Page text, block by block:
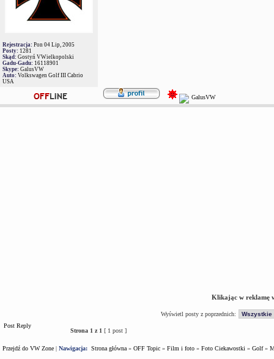
Rejestracja: Pon 04 Lip, 2005
Posty: 1281
Skąd: Gostyń VWielkopolski
Gadu-Gadu: 16118901
Skype: GalusVW
Auto: Volkswagen Golf III Cabrio
USA
Klikając w reklamę
Wyświetl posty z poprzednich:
Post Reply
Strona 1 z 1 [ 1 post ]
Przejdź do VW Zone | Nawigacja: Strona główna » OFF Topic » Film i foto » Foto Ciekawostki » Golf»